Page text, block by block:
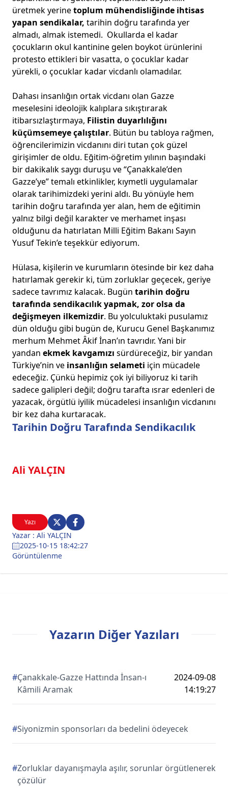
Yazı
Yazar : Ali YALÇIN
2025-10-15 18:42:27
Görüntülenme
Tarihin Doğru Tarafında Sendikacılık
Ali YALÇIN
üretmek yerinetoplum mühendisliğinde ihtisas
yapan sendikalar, tarihin doğru tarafında yer
almadı, almak istemedi. Okullarda el kadar
çocukların okul kantinine gelen boykot ürünlerini
protesto ettikleri bir vasatta, o çocuklar kadar
yürekli, o çocuklar kadar vicdanlı olamadılar.
Dahası insanlığın ortak vicdanı olan Gazze
meselesini ideolojik kalıplara sıkıştırarak
itibarsızlaştırmaya, Filistin duyarlılığını
küçümsemeye çalıştılar. Bütün bu tabloya rağmen,
öğrencilerimizin vicdanını diri tutan çok güzel
girişimler de oldu. Eğitim-öğretim yılının başındaki
bir dakikalık saygı duruşu ve “Çanakkale’den
Gazze’ye” temalı etkinlikler, kıymetli uygulamalar
olarak tarihimizdeki yerini aldı. Bu yönüyle hem
tarihin doğru tarafında yer alan, hem de eğitimin
yalnız bilgi değil karakter ve merhamet inşası
olduğunu da hatırlatan Milli Eğitim Bakanı Sayın
Yusuf Tekin’e teşekkür ediyorum.
Hülasa, kişilerin ve kurumların ötesinde bir kez daha
hatırlamak gerekir ki, tüm zorluklar geçecek, geriye
sadece tavrımız kalacak. Bugün tarihin doğru
tarafında sendikacılık yapmak, zor olsa da
değişmeyen ilkemizdir. Bu yolculuktaki pusulamız
dün olduğu gibi bugün de, Kurucu Genel Başkanımız
merhum Mehmet Âkif İnan’ın tavrıdır. Yani bir
yandan ekmek kavgamızı sürdüreceğiz, bir yandan
Türkiye’nin ve insanlığın selameti için mücadele
edeceğiz. Çünkü hepimiz çok iyi biliyoruz ki tarih
sadece galipleri değil; doğru tarafta ısrar edenleri de
yazacak, örgütlü iyilik mücadelesi insanlığın vicdanını
bir kez daha kurtaracak.
Yazarın Diğer Yazıları
#Çanakkale-Gazze Hattında İnsan-ı
Kâmili Aramak
2024-09-08
14:19:27
#Siyonizmin sponsorları da bedelini ödeyecek
#Zorluklar dayanışmayla aşılır, sorunlar örgütlenerek
çözülür